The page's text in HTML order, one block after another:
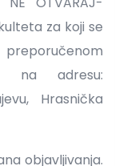
za koji se
preporučenom
na adresu:
Hrasnička
objavljivanja.